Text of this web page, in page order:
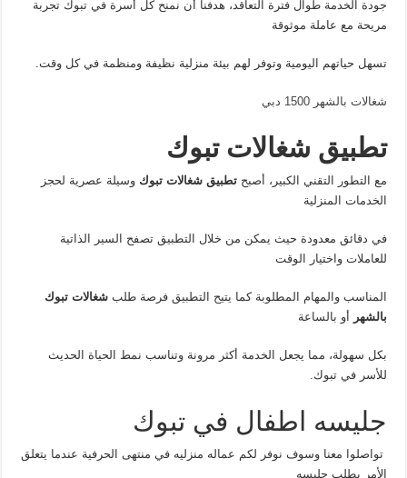
جودة الخدمة طوال فترة التعاقد، هدفنا أن نمنح كل أسرة في تبوك تجربة
مريحة مع عاملة موثوقة
تسهل حياتهم اليومية وتوفر لهم بيئة منزلية نظيفة ومنظمة في كل وقت.
شغالات بالشهر 1500 دبي
تطبيق شغالات تبوك
مع التطور التقني الكبير، أصبح تطبيق شغالات تبوك وسيلة عصرية لحجز
الخدمات المنزلية
في دقائق معدودة حيث يمكن من خلال التطبيق تصفح السير الذاتية
للعاملات واختيار الوقت
المناسب والمهام المطلوبة كما يتيح التطبيق فرصة طلبشغالات تبوك
بالشهر
أو بالساعة
بكل سهولة، مما يجعل الخدمة أكثر مرونة وتناسب نمط الحياة الحديث
للأسر في تبوك.
جليسه اطفال في تبوك
تواصلوا معنا وسوف نوفر لكم عماله منزليه في منتهى الحرفية عندما يتعلق
الأمر بطلب جليسه